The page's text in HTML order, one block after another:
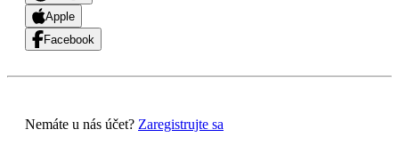
Apple
Facebook
Nemáte u nás účet? Zaregistrujte sa